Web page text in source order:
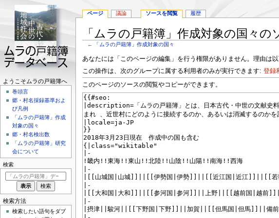
「ムラの戸籍簿」作成対象の国々の
← 「ムラの戸籍簿」作成対象の国々
ナ
ビ
ゲ
ー
シ
ョ
ン
移
動
検
索
に
移
動
あなたには「このページの編集」を行う権限がありません。理由は
この操作は、次のグループに属する利用者のみが実行できます: 登録
このページのソースの閲覧やコピーができます。
ナ
ビ
ー
シ
ョ
ン
メ
ュ
ー
ページ 議論 ソースを閲覧 履歴
ようこそムラの戸籍簿へ
巻頭言
郷・村名採録基準およ
び凡例
「ムラの戸籍簿」作成
対象の国々
郷・村名検出数
「ムラの戸籍簿」研究
会について
検索
検索方法
検索したい語句をダブ